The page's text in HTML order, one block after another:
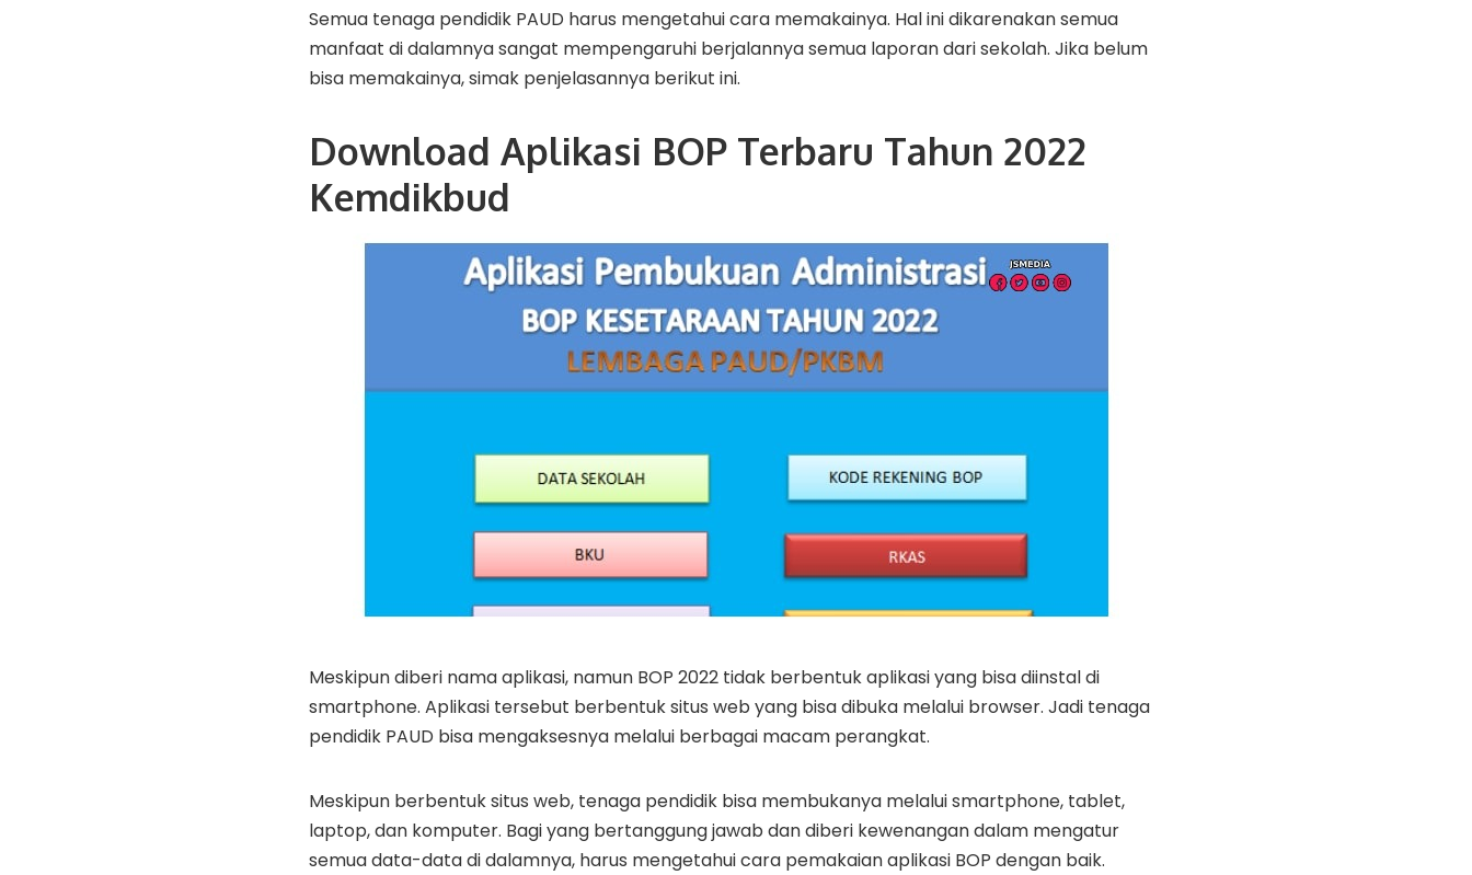
Semua tenaga pendidik PAUD harus mengetahui cara memakainya. Hal ini dikarenakan semua
manfaat di dalamnya sangat mempengaruhi berjalannya semua laporan dari sekolah. Jika belum
bisa memakainya, simak penjelasannya berikut ini.
Download Aplikasi BOP Terbaru Tahun 2022
Kemdikbud
Meskipun diberi nama aplikasi, namun BOP 2022 tidak berbentuk aplikasi yang bisa diinstal di
smartphone. Aplikasi tersebut berbentuk situs web yang bisa dibuka melalui browser. Jadi tenaga
pendidik PAUD bisa mengaksesnya melalui berbagai macam perangkat.
Meskipun berbentuk situs web, tenaga pendidik bisa membukanya melalui smartphone, tablet,
laptop, dan komputer. Bagi yang bertanggung jawab dan diberi kewenangan dalam mengatur
semua data-data di dalamnya, harus mengetahui cara pemakaian aplikasi BOP dengan baik.